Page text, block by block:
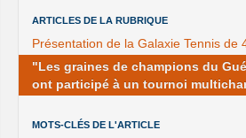
ARTICLES DE LA RUBRIQUE
Présentation de la Galaxie Tennis de
"Les graines de champions du
ont participé à un tournoi
MOTS-CLÉS DE L'ARTICLE